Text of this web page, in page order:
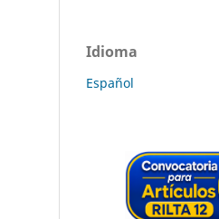
Idioma
Español